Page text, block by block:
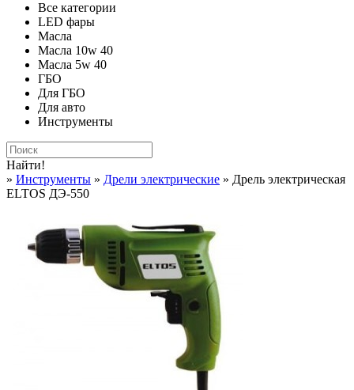
Все категории
LED фары
Масла
Масла 10w 40
Масла 5w 40
ГБО
Для ГБО
Для авто
Инструменты
Найти!
» Инструменты » Дрели электрические » Дрель электрическая
ELTOS ДЭ-550